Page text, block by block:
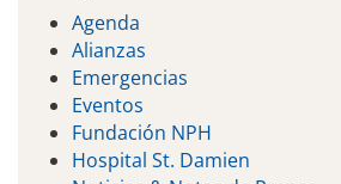
Agenda
Alianzas
Emergencias
Eventos
Fundación NPH
Hospital St. Damien